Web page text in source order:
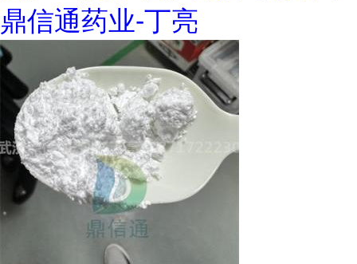
鼎信通药业-丁亮